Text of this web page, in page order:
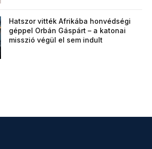
Hatszor vitték Afrikába honvédségi
géppel Orbán Gáspárt – a katonai
misszió végül el sem indult